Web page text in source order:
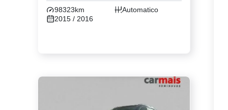
98323km
Automatico
2015 / 2016